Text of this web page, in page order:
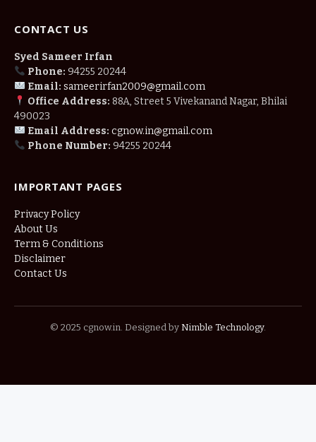
CONTACT US
Syed Sameer Irfan
Phone: 94255 20244
Email: sameerirfan2009@gmail.com
Office Address: 88A, Street 5 Vivekanand Nagar, Bhilai
490023
Email Address: cgnow.in@gmail.com
Phone Number: 94255 20244
IMPORTANT PAGES
Privacy Policy
About Us
Term & Conditions
Disclaimer
Contact Us
© 2025 cgnow.in. Designed by Nimble Technology.